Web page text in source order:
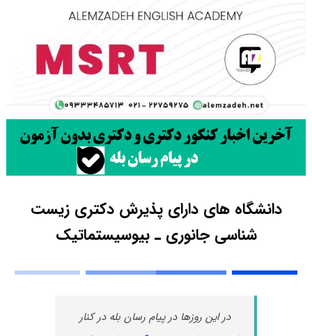
دانشگاه های دارای پذیرش دکتری زیست
شناسی ﺟﺎﻧﻮری ـ ﺑﻴﻮسیستماتیک
در این روزها در پیام رسان بله در کنار